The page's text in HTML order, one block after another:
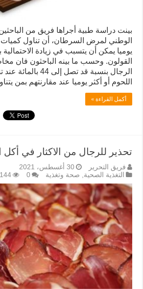
بينت دراسة طبية أجراها فريق من
الوطني لمرض السرطان، أن تناول كميات
يوميا يمكن أن يتسبب في زيادة
القولون. وحسب ما بينه الباحثون فان
اللحوم أو أكثر يوميا عند مقارنتهم بمن يتناولون 35
أكمل القراءة »
تحذير للرجال من الاكثار في أكل
فريق التحرير
30 أغسطس، 2021
التغذية الصحية, صحة وتغذية 0